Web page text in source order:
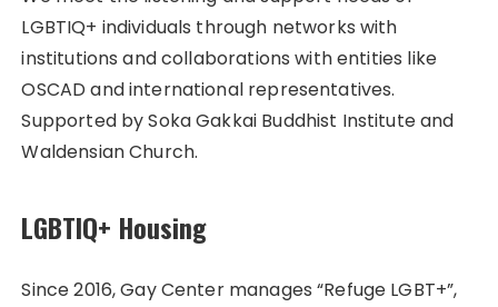
LGBTIQ+ individuals through networks with
institutions and collaborations with entities like
OSCAD and international representatives.
Supported by Soka Gakkai Buddhist Institute and
Waldensian Church.
LGBTIQ+ Housing
Since 2016, Gay Center manages “Refuge LGBT+”,